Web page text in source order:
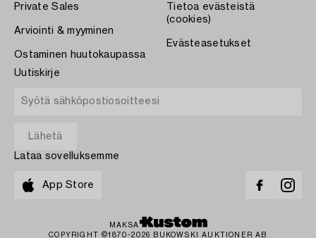
Private Sales
Arviointi & myyminen
Ostaminen huutokaupassa
Tietoa evästeistä
(cookies)
Evästeasetukset
Uutiskirje
Lataa sovelluksemme
App Store
MAKSA
COPYRIGHT ©1870-2026 BUKOWSKI AUKTIONER AB